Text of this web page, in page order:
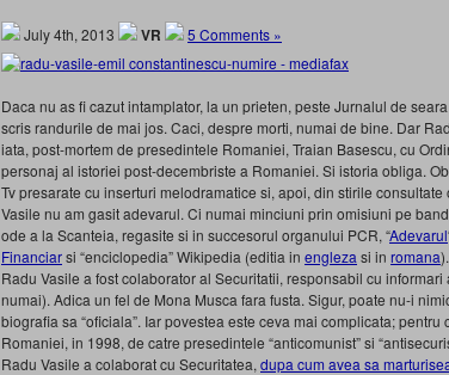
July 4th, 2013 VR 5 Comments »
Daca nu as fi cazut intamplator, la un prieten, peste Jurnalul de
scris randurile de mai jos. Caci, despre morti, numai de bine. Dar
iata, post-mortem de presedintele Romaniei, Traian Basescu, cu
personaj al istoriei post-decembriste a Romaniei. Si istoria obliga.
Tv presarate cu inserturi melodramatice si, apoi, din stirile
Vasile nu am gasit adevarul. Ci numai minciuni prin omisiuni pe
ode a la Scanteia, regasite si in succesorul organului PCR, “Adevarul
Financiarsi “enciclopedia” Wikipedia (editia in engleza si in romana
Radu Vasile a fost colaborator al Securitatii, responsabil cu
numai). Adica un fel de Mona Musca fara fusta. Sigur, poate nu-i
biografia sa “oficiala”. Iar povestea este ceva mai complicata;
Romaniei, in 1998, de catre presedintele “anticomunist” si
Radu Vasile a colaborat cu Securitatea, dupa cum avea sa